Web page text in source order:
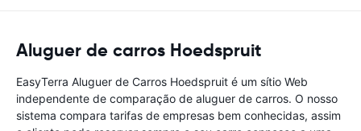
Aluguer de carros Hoedspruit
EasyTerra Aluguer de Carros Hoedspruit é um sítio Web
independente de comparação de aluguer de carros. O nosso
sistema compara tarifas de empresas bem conhecidas, assim